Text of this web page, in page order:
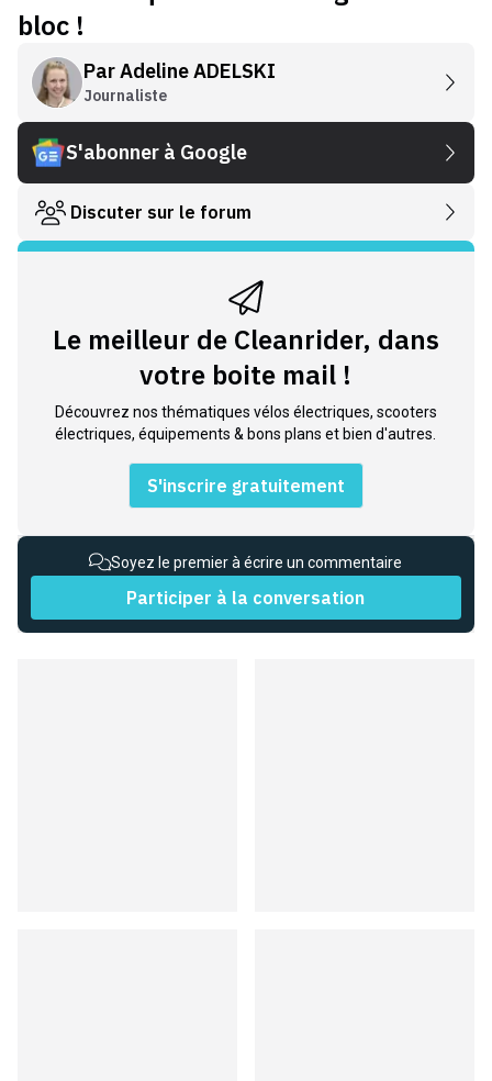
bloc !
ParAdeline ADELSKI
Journaliste
S'abonner à Google
Discuter sur le forum
Le meilleur de Cleanrider, dans
votre boite mail !
Découvrez nos thématiques vélos électriques, scooters
électriques, équipements & bons plans et bien d'autres.
S'inscrire gratuitement
Soyez le premier à écrire un commentaire
Participer à la conversation